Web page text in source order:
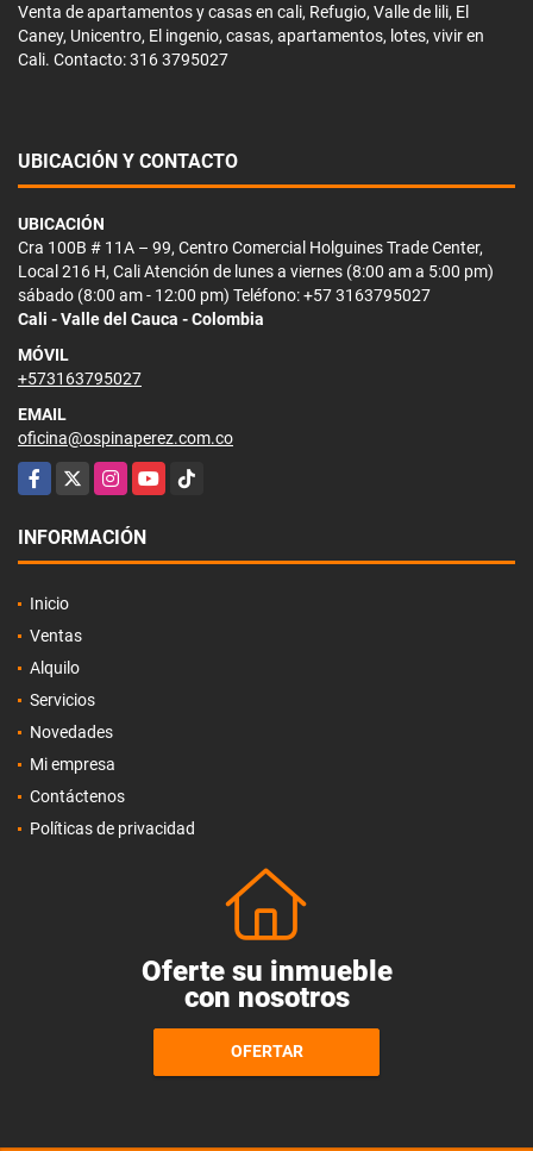
Venta de apartamentos y casas en cali, Refugio, Valle de lili, El
Caney, Unicentro, El ingenio, casas, apartamentos, lotes, vivir en
Cali. Contacto: 316 3795027
UBICACIÓN Y CONTACTO
UBICACIÓN
Cra 100B # 11A – 99, Centro Comercial Holguines Trade Center,
Local 216 H, Cali Atención de lunes a viernes (8:00 am a 5:00 pm)
sábado (8:00 am - 12:00 pm) Teléfono: +57 3163795027
Cali - Valle del Cauca - Colombia
MÓVIL
+573163795027
EMAIL
oficina@ospinaperez.com.co
Facebook
X InstagramYouTubeTikTok
INFORMACIÓN
Inicio
Ventas
Alquilo
Servicios
Novedades
Mi empresa
Contáctenos
Políticas de privacidad
Oferte su inmueble
con nosotros
OFERTAR